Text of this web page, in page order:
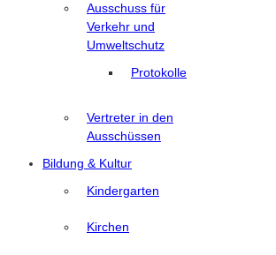
Ausschuss für
Verkehr und
Umweltschutz
Protokolle
Vertreter in den
Ausschüssen
Bildung & Kultur
Kindergarten
Kirchen